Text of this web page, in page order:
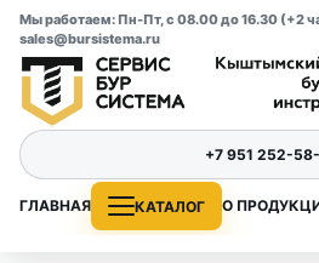
Мы работаем: Пн-Пт, с 08.00 до 16.30 (+2
sales@bursistema.ru
ГЛАВНАЯ КАТАЛОГ О
+7 951 252-